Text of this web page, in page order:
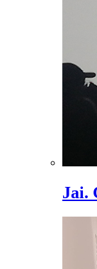
Jai.